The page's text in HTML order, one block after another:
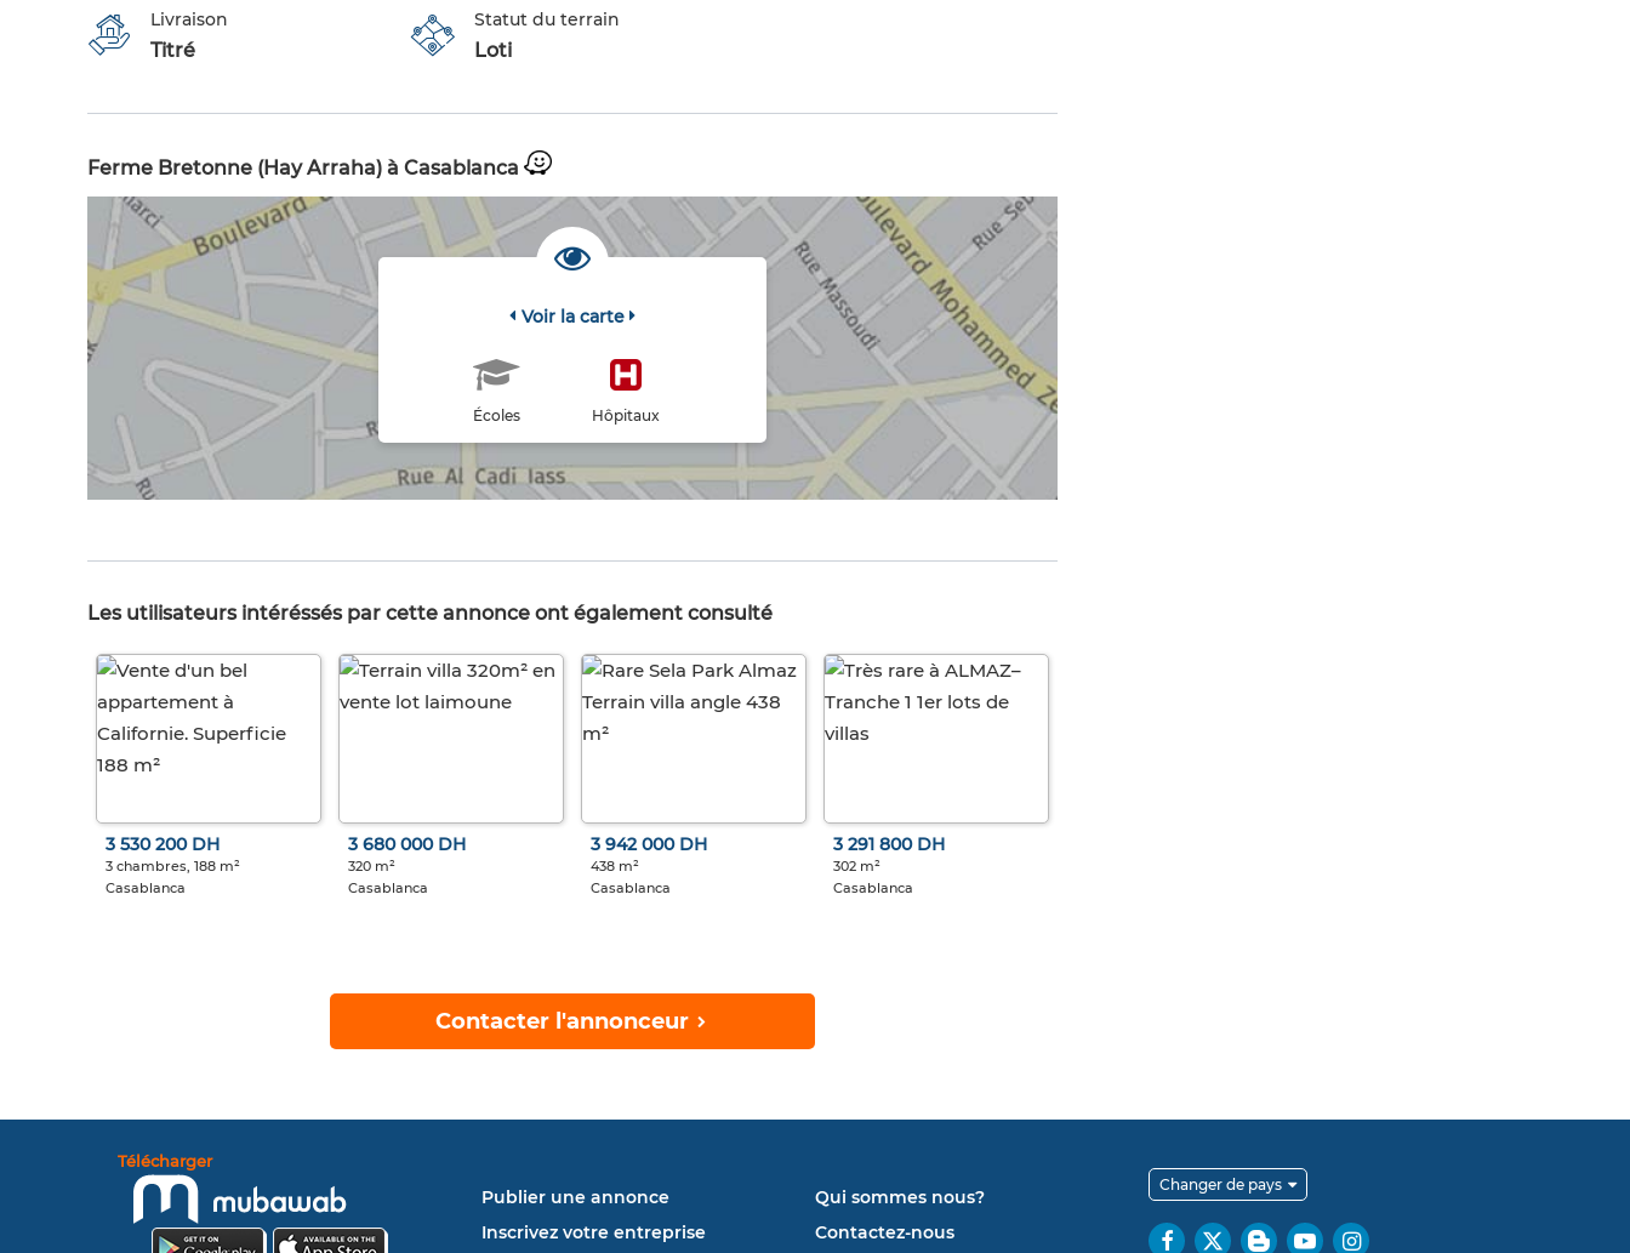
Livraison
Titré
Statut du terrain
Loti
Ferme Bretonne (Hay Arraha) à Casablanca
Voir la carte
Écoles Hôpitaux
Les utilisateurs intéréssés par cette annonce ont également consulté
3 530 200 DH
3 chambres, 188 m²
Casablanca
3 680 000 DH
320 m²
Casablanca
3 942 000 DH
438 m²
Casablanca
3 291 800 DH
302 m²
Casablanca
Contacter l'annonceur
Télécharger
Publier une annonce
Inscrivez votre entreprise
Qui sommes nous?
Contactez-nous
Changer de pays